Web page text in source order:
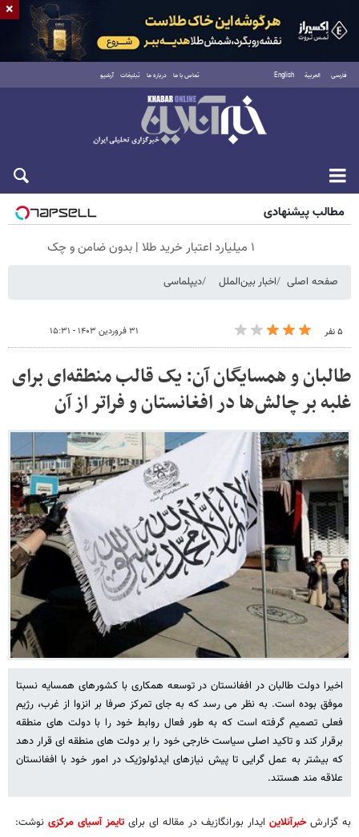
فارسی العربية English تماس با ما درباره ما تبلیغات آرشیو
جمعه ۱۶ مرداد ۱۴۰۵
مطالب پیشنهادی
۱ میلیارد اعتبار خرید طلا | بدون ضامن و چک
صفحه اصلی اخبار بین‌الملل دیپلماسی
۵ نفر ۳۱ فروردین ۱۴۰۳ - ۱۵:۳۱
طالبان و همسایگان آن: یک قالب منطقه‌ای برای
غلبه بر چالش‌ها در افغانستان و فراتر از آن
اخیرا دولت طالبان در افغانستان در توسعه همکاری با کشورهای همسایه نسبتا
موفق بوده است. به نظر می رسد که به جای تمرکز صرفا بر انزوا از غرب، رژیم
فعلی تصمیم گرفته است که به طور فعال روابط خود را با دولت های منطقه
برقرار کند و تاکید اصلی سیاست خارجی خود را بر دولت های منطقه ای قرار دهد
که بیشتر به عمل گرایی تا پیش نیازهای ایدئولوژیک در امور خود با افغانستان
علاقه مند هستند.
به گزارشخبرآنلاین ایدار بورانگازیف در مقاله ای برای تایمز آسیای مرکزی نوشت:
×